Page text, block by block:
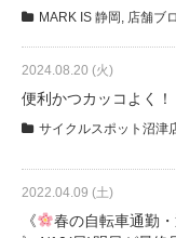
お問い合わせ
会社概要
MARK IS 静岡 , 店舗ブ
2024.08.20 (火)
便利かつカッコよく！
サイクルスポット沼津
2022.04.09 (土)
《
春の自転車通勤